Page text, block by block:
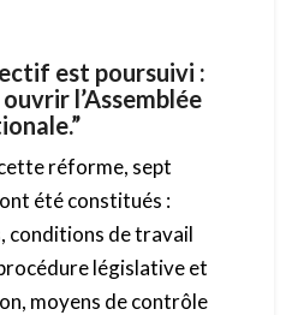
est poursuivi :
l’Assemblée
réforme, sept
été constitués :
conditions de travail
législative et
moyens de contrôle